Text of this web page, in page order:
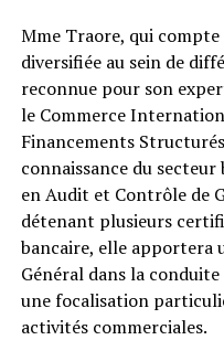
Mme Traore, qui compte
diversifiée au sein de
reconnue pour son
le Commerce
Financements
connaissance du
en Audit et Contrôle de
détenant plusieurs
bancaire, elle apportera
Général dans la
une focalisation
activités commerciales.